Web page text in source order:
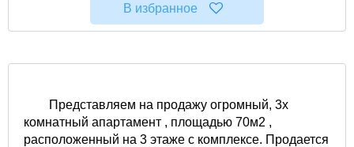
В избранное
Представляем на продажу огромный, 3х
комнатный апартамент , площадью 70м2 ,
расположенный на 3 этаже с комплексе. Продается